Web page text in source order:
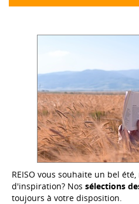
REISO vous souhaite un bel
d'inspiration? Nos sélections
toujours à votre disposition.